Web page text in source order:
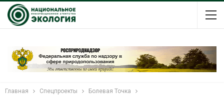
Главная Спецпроекты Болевая Точка